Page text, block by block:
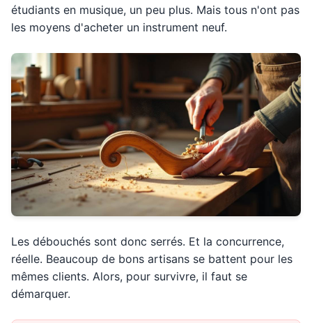
étudiants en musique, un peu plus. Mais tous n'ont pas
les moyens d'acheter un instrument neuf.
Les débouchés sont donc serrés. Et la concurrence,
réelle. Beaucoup de bons artisans se battent pour les
mêmes clients. Alors, pour survivre, il faut se
démarquer.